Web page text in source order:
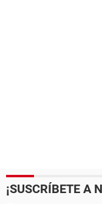
¡SUSCRÍBETE A